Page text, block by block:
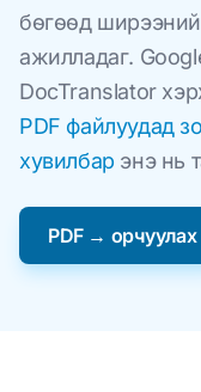
бөгөөд
ажилладаг.
DocTranslator
PDF файлуудад
хувилбар энэ нь
PDF → орчуулах